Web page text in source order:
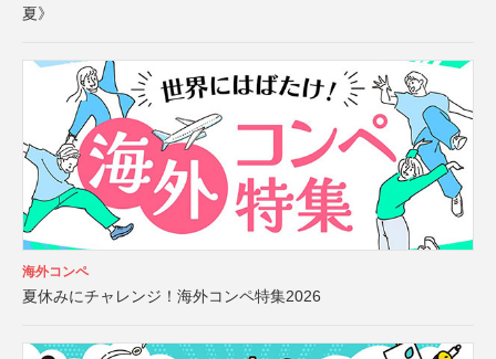
夏》
海外コンペ
夏休みにチャレンジ！海外コンペ特集2026